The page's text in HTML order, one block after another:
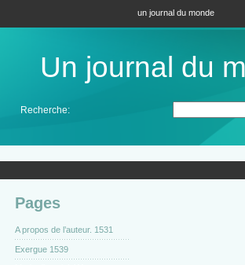
un journal du monde
Un journal du
Recherche:
Pages
A propos de l’auteur. 1531
Exergue 1539